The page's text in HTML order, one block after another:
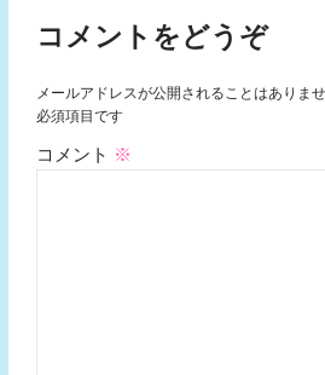
コメントをどうぞ
メールアドレスが公開されることはありませ
必須項目です
コメント ※